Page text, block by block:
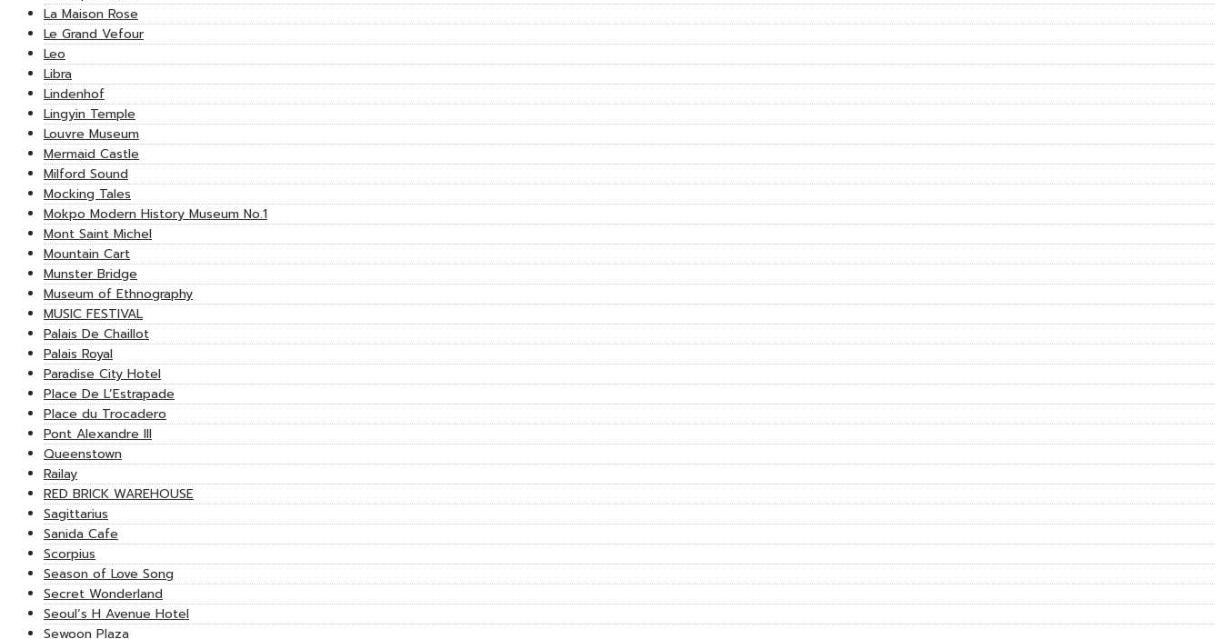
La Maison Rose
Le Grand Vefour
Leo
Libra
Lindenhof
Lingyin Temple
Louvre Museum
Mermaid Castle
Milford Sound
Mocking Tales
Mokpo Modern History Museum No.1
Mont Saint Michel
Mountain Cart
Munster Bridge
Museum of Ethnography
MUSIC FESTIVAL
Palais De Chaillot
Palais Royal
Paradise City Hotel
Place De L’Estrapade
Place du Trocadero
Pont Alexandre III
Queenstown
Railay
RED BRICK WAREHOUSE
Sagittarius
Sanida Cafe
Scorpius
Season of Love Song
Secret Wonderland
Seoul’s H Avenue Hotel
Sewoon Plaza